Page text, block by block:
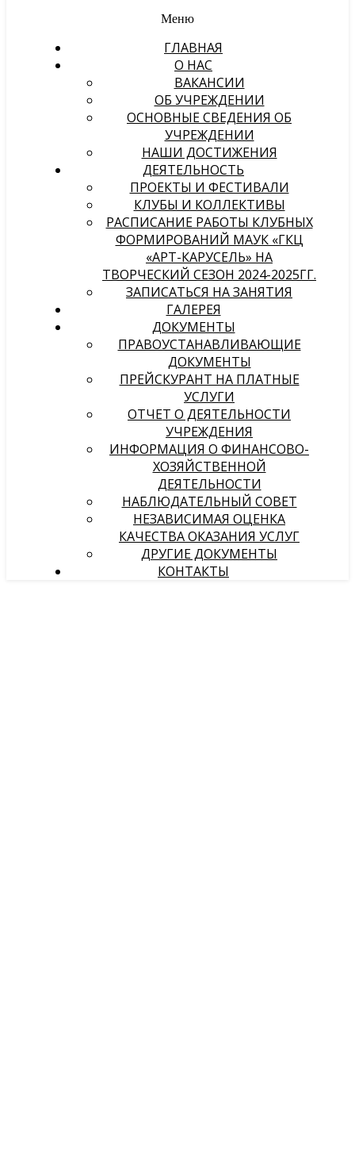
Меню
ГЛАВНАЯ
О НАС
ВАКАНСИИ
ОБ УЧРЕЖДЕНИИ
ОСНОВНЫЕ СВЕДЕНИЯ ОБ
УЧРЕЖДЕНИИ
НАШИ ДОСТИЖЕНИЯ
ДЕЯТЕЛЬНОСТЬ
ПРОЕКТЫ И ФЕСТИВАЛИ
КЛУБЫ И КОЛЛЕКТИВЫ
РАСПИСАНИЕ РАБОТЫ КЛУБНЫХ
ФОРМИРОВАНИЙ МАУК «ГКЦ
«АРТ-КАРУСЕЛЬ» НА
ТВОРЧЕСКИЙ СЕЗОН 2024-2025ГГ.
ЗАПИСАТЬСЯ НА ЗАНЯТИЯ
ГАЛЕРЕЯ
ДОКУМЕНТЫ
ПРАВОУСТАНАВЛИВАЮЩИЕ
ДОКУМЕНТЫ
ПРЕЙСКУРАНТ НА ПЛАТНЫЕ
УСЛУГИ
ОТЧЕТ О ДЕЯТЕЛЬНОСТИ
УЧРЕЖДЕНИЯ
ИНФОРМАЦИЯ О ФИНАНСОВО-
ХОЗЯЙСТВЕННОЙ
ДЕЯТЕЛЬНОСТИ
НАБЛЮДАТЕЛЬНЫЙ СОВЕТ
НЕЗАВИСИМАЯ ОЦЕНКА
КАЧЕСТВА ОКАЗАНИЯ УСЛУГ
ДРУГИЕ ДОКУМЕНТЫ
КОНТАКТЫ